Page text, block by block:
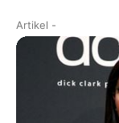
Artikel -